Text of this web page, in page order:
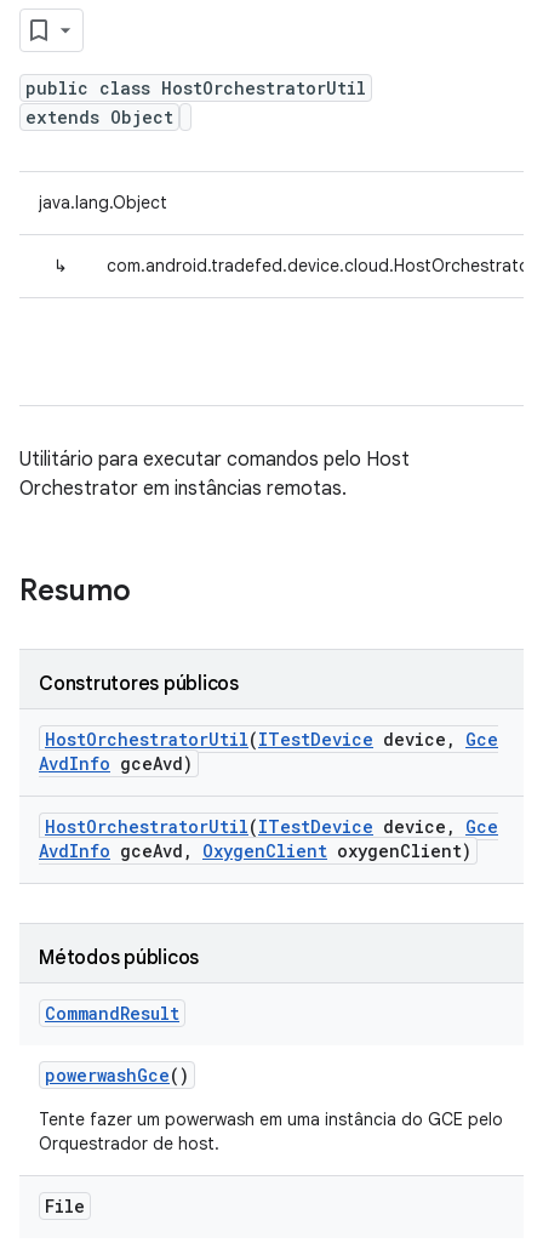
public class HostOrchestratorUtil
extends Object
java.lang.Object
↳
Utilitário para executar comandos pelo Host
Orchestrator em instâncias remotas.
Resumo
Construtores públicos
HostOrchestratorUtil(ITestDevice device ,
Gce
AvdInfo gceAvd)
HostOrchestratorUtil(ITestDevice device ,
Gce
AvdInfo gceAvd , OxygenClient oxygenClient)
Métodos públicos
CommandResult
powerwashGce()
Tente fazer um powerwash em uma instância do GCE pelo
Orquestrador de host.
File